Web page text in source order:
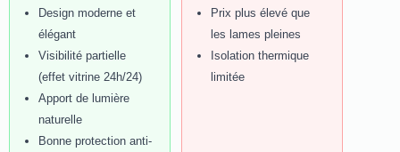
Design moderne et
élégant
Visibilité partielle
(effet vitrine 24h/24)
Apport de lumière
naturelle
Bonne protection anti-
Prix plus élevé que
les lames pleines
Isolation thermique
limitée